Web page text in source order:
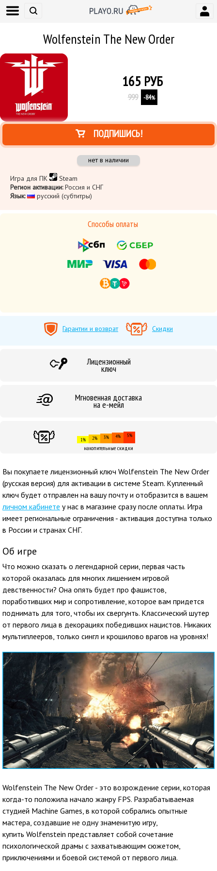
Wolfenstein The New Order
165 РУБ
999 -84%
ПОДПИШИСЬ!
нет в наличии
Игра для ПК
Steam
Регион активации:Россия и СНГ
Язык:
русский (субтитры)
Способы оплаты
Гарантии и возврат Скидки
Лицензионный
ключ
Мгновенная доставка
на е-мейл
1% 2% 3% 4% 5%
накопительные скидки
Вы покупаете лицензионный ключ Wolfenstein The New Order
(русская версия) для активации в системе Steam. Купленный
ключ будет отправлен на вашу почту и отобразится в вашем
личном кабинете у нас в магазине сразу после оплаты. Игра
имеет региональные ограничения - активация доступна только
в России и странах СНГ.
Об игре
Что можно сказать о легендарной серии, первая часть
которой оказалась для многих лишением игровой
девственности? Она опять будет про фашистов,
поработивших мир и сопротивление, которое вам придется
поднимать для того, чтобы их свергунть. Классический шутер
от первого лица в декорациях победивших нацистов. Никаких
мультиплееров, только сингл и крошилово врагов на уровнях!
Wolfenstein The New Order - это возрождение серии, которая
когда-то положила начало жанру FPS. Разрабатываемая
студией Machine Games, в которой собрались опытные
мастера, создавшие не одну знаменитую игру,
купить Wolfenstein представляет собой сочетание
психологической драмы с захватывающим сюжетом,
приключениями и боевой системой от первого лица.